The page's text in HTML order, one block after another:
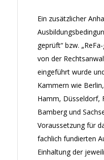
Ein zusätzlicher
geprüft“ bzw.
von der
eingeführt wurde
Kammern wie
Hamm, Düsseldorf,
Bamberg und
Voraussetzung für
fachlich fundierten
Einhaltung der